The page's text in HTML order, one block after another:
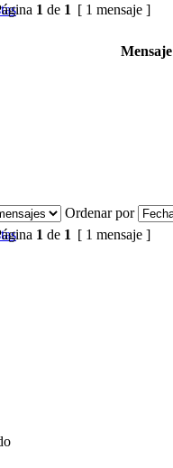
1 de 1 [ 1 mensaje ]
Mensaje
Ordenar por
1 de 1 [ 1 mensaje ]